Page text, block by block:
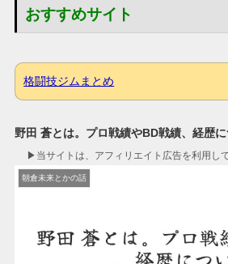
おすすめサイト
格闘技ジムまとめ
野田 蒼とは。プロ戦績やBD戦績、経歴
▶︎当サイトは、アフィリエイト広告を利用して
朝倉未来とかの話